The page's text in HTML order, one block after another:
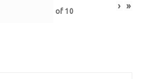
of 10 › »